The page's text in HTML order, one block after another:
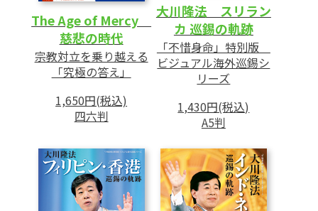
The Age of Mercy
慈悲の時代
宗教対立を乗り越える
「究極の答え」
1,650円(税込)
四六判
大川隆法 スリラン
カ 巡錫の軌跡
「不惜身命」特別版
ビジュアル海外巡錫シ
リーズ
1,430円(税込)
A5判